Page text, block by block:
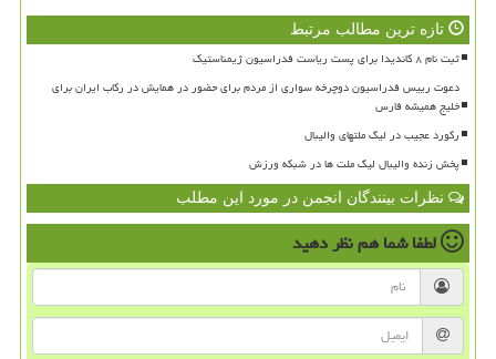
تازه ترین مطالب مرتبط
ثبت نام ۸ کاندیدا برای پست ریاست فدراسیون ژیمناستیک
دعوت رییس فدراسیون دوچرخه سواری از مردم برای حضور در همایش در رکاب ایران برای
خلیج همیشه فارس
رکورد عجیب در لیگ ملتهای والیبال
پخش زنده والیبال لیگ ملت ها در شبکه ورزش
نظرات بینندگان انجمن در مورد این مطلب
لطفا شما همنظر دهید